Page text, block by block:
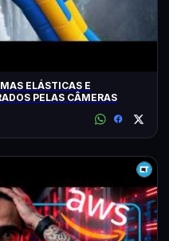
ELÁSTICAS E
PELAS CÂMERAS